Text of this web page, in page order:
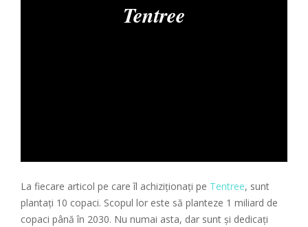
Tentree
La fiecare articol pe care îl achiziționați pe Tentree, sunt
plantați 10 copaci. Scopul lor este să planteze 1 miliard de
copaci până în 2030. Nu numai asta, dar sunt și dedicați